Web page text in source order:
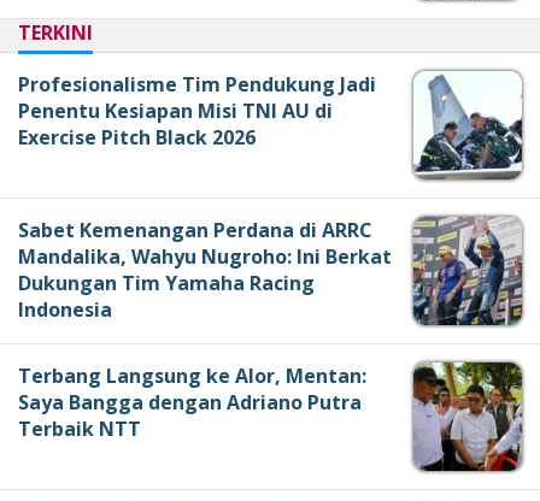
TERKINI
Profesionalisme Tim Pendukung Jadi
Penentu Kesiapan Misi TNI AU di
Exercise Pitch Black 2026
Sabet Kemenangan Perdana di ARRC
Mandalika, Wahyu Nugroho: Ini Berkat
Dukungan Tim Yamaha Racing
Indonesia
Terbang Langsung ke Alor, Mentan:
Saya Bangga dengan Adriano Putra
Terbaik NTT